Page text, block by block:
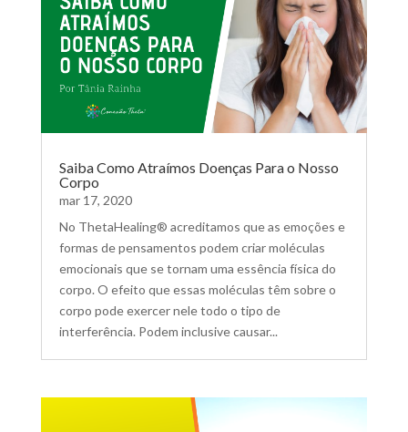
Saiba Como Atraímos Doenças Para o Nosso
Corpo
mar 17, 2020
No ThetaHealing® acreditamos que as emoções e
formas de pensamentos podem criar moléculas
emocionais que se tornam uma essência física do
corpo. O efeito que essas moléculas têm sobre o
corpo pode exercer nele todo o tipo de
interferência. Podem inclusive causar...